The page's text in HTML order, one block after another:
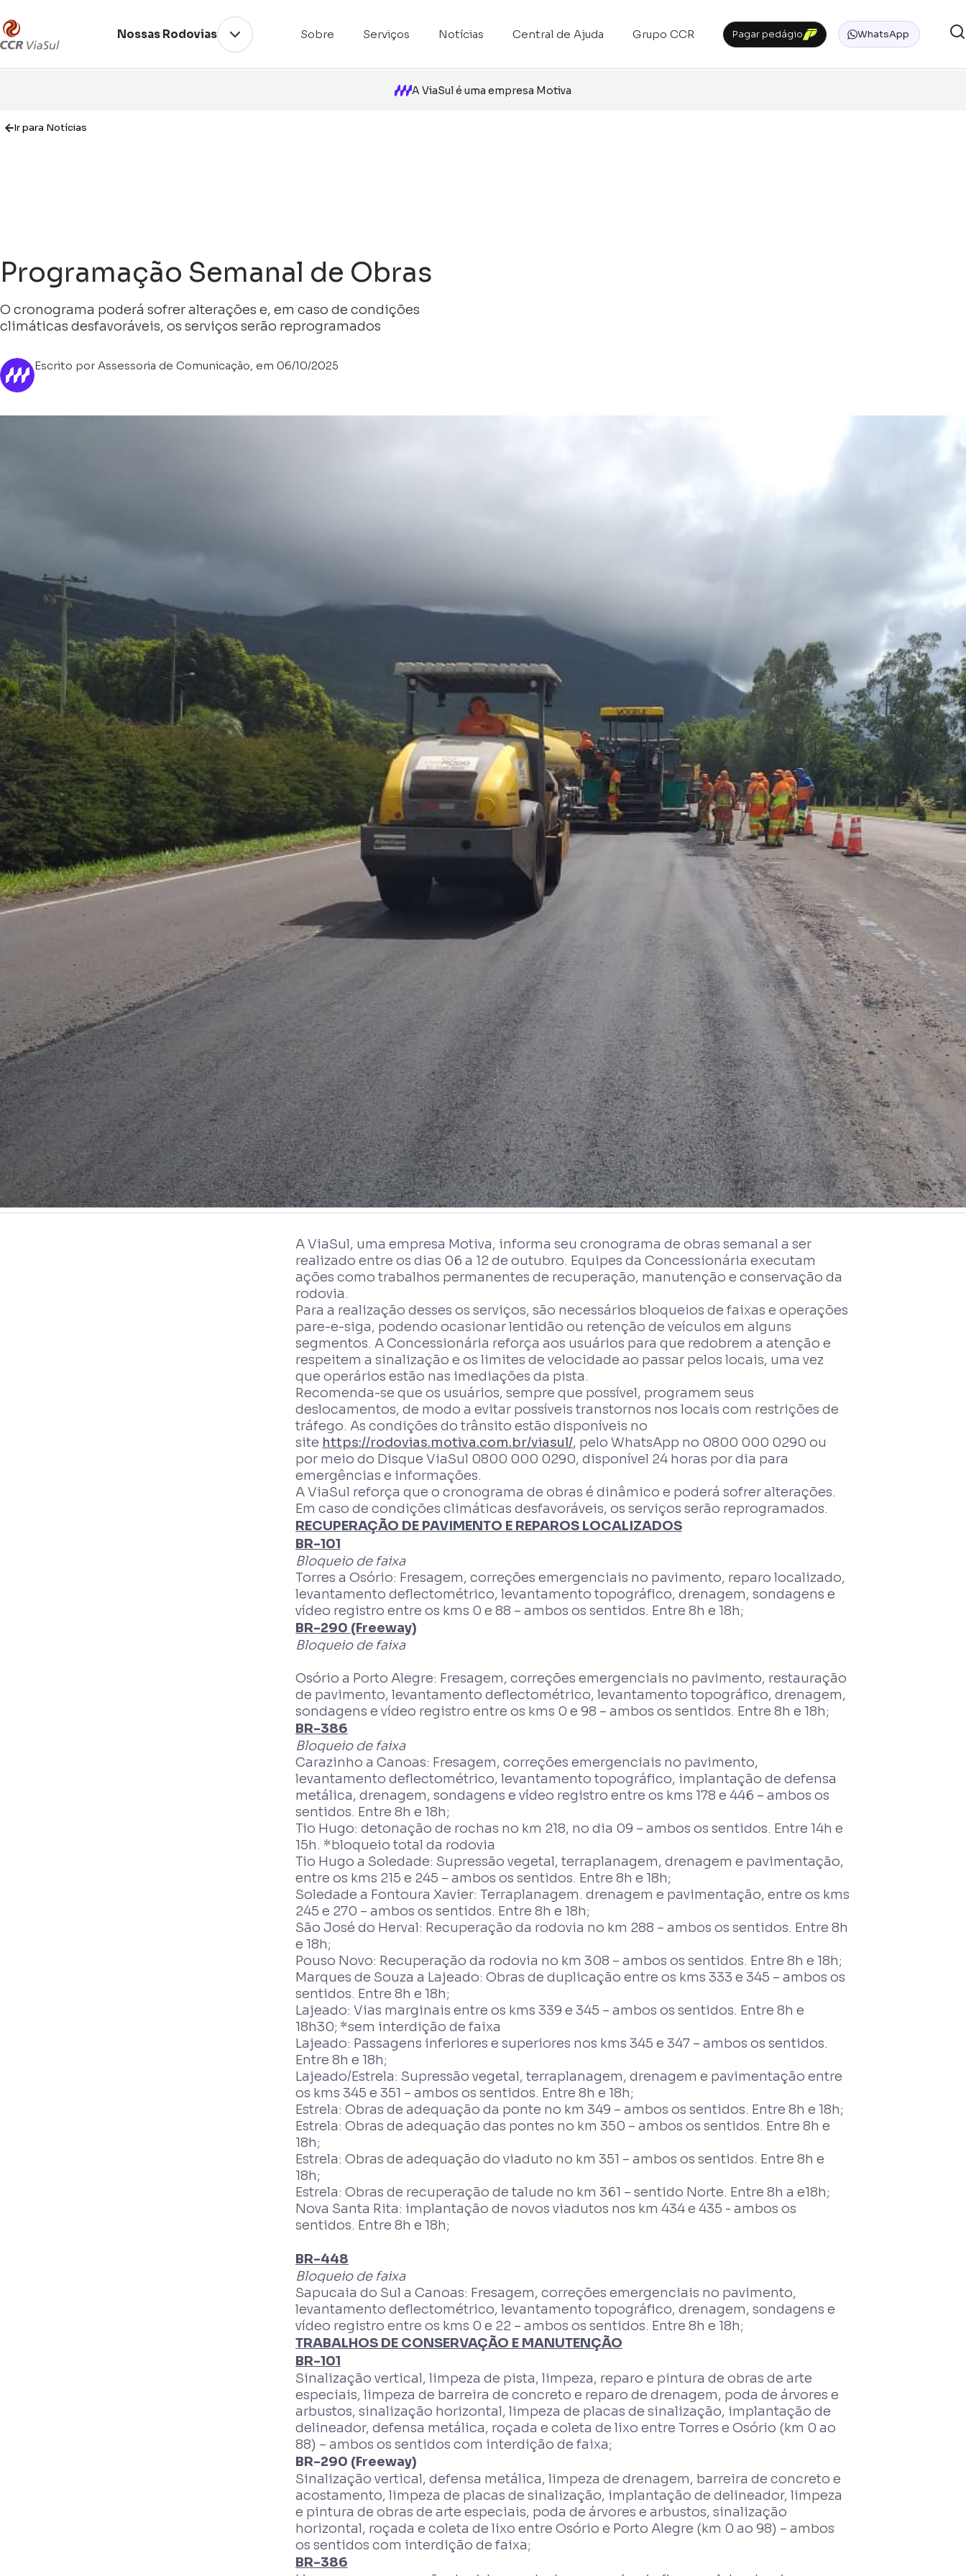
Nossas Rodovias Sobre Serviços Notícias Central de Ajuda Grupo CCR Pagar pedágio WhatsApp
A ViaSul é uma empresa Motiva
Ir para Notícias
Programação Semanal de Obras
O cronograma poderá sofrer alterações e, em caso de condições
climáticas desfavoráveis, os serviços serão reprogramados
Escrito por Assessoria de Comunicação, em 06/10/2025
A ViaSul, uma empresa Motiva, informa seu cronograma de obras semanal a ser
realizado entre os dias 06 a 12 de outubro. Equipes da Concessionária executam
ações como trabalhos permanentes de recuperação, manutenção e conservação da
rodovia.
Para a realização desses os serviços, são necessários bloqueios de faixas e operações
pare-e-siga, podendo ocasionar lentidão ou retenção de veículos em alguns
segmentos. A Concessionária reforça aos usuários para que redobrem a atenção e
respeitem a sinalização e os limites de velocidade ao passar pelos locais, uma vez
que operários estão nas imediações da pista.
Recomenda-se que os usuários, sempre que possível, programem seus
deslocamentos, de modo a evitar possíveis transtornos nos locais com restrições de
tráfego. As condições do trânsito estão disponíveis no
site https://rodovias.motiva.com.br/viasul/, pelo WhatsApp no 0800 000 0290 ou
por meio do Disque ViaSul 0800 000 0290, disponível 24 horas por dia para
emergências e informações.
A ViaSul reforça que o cronograma de obras é dinâmico e poderá sofrer alterações.
Em caso de condições climáticas desfavoráveis, os serviços serão reprogramados.
RECUPERAÇÃO DE PAVIMENTO E REPAROS LOCALIZADOS
BR-101
Bloqueio de faixa
Torres a Osório: Fresagem, correções emergenciais no pavimento, reparo localizado,
levantamento deflectométrico, levantamento topográfico, drenagem, sondagens e
vídeo registro entre os kms 0 e 88 – ambos os sentidos. Entre 8h e 18h;
BR-290 (Freeway)
Bloqueio de faixa
Osório a Porto Alegre: Fresagem, correções emergenciais no pavimento, restauração
de pavimento, levantamento deflectométrico, levantamento topográfico, drenagem,
sondagens e vídeo registro entre os kms 0 e 98 – ambos os sentidos. Entre 8h e 18h;
BR-386
Bloqueio de faixa
Carazinho a Canoas: Fresagem, correções emergenciais no pavimento,
levantamento deflectométrico, levantamento topográfico, implantação de defensa
metálica, drenagem, sondagens e vídeo registro entre os kms 178 e 446 – ambos os
sentidos. Entre 8h e 18h;
Tio Hugo: detonação de rochas no km 218, no dia 09 – ambos os sentidos. Entre 14h e
15h. *bloqueio total da rodovia
Tio Hugo a Soledade: Supressão vegetal, terraplanagem, drenagem e pavimentação,
entre os kms 215 e 245 – ambos os sentidos. Entre 8h e 18h;
Soledade a Fontoura Xavier: Terraplanagem. drenagem e pavimentação, entre os kms
245 e 270 – ambos os sentidos. Entre 8h e 18h;
São José do Herval: Recuperação da rodovia no km 288 – ambos os sentidos. Entre 8h
e 18h;
Pouso Novo: Recuperação da rodovia no km 308 – ambos os sentidos. Entre 8h e 18h;
Marques de Souza a Lajeado: Obras de duplicação entre os kms 333 e 345 – ambos os
sentidos. Entre 8h e 18h;
Lajeado: Vias marginais entre os kms 339 e 345 – ambos os sentidos. Entre 8h e
18h30; *sem interdição de faixa
Lajeado: Passagens inferiores e superiores nos kms 345 e 347 – ambos os sentidos.
Entre 8h e 18h;
Lajeado/Estrela: Supressão vegetal, terraplanagem, drenagem e pavimentação entre
os kms 345 e 351 – ambos os sentidos. Entre 8h e 18h;
Estrela: Obras de adequação da ponte no km 349 – ambos os sentidos. Entre 8h e 18h;
Estrela: Obras de adequação das pontes no km 350 – ambos os sentidos. Entre 8h e
18h;
Estrela: Obras de adequação do viaduto no km 351 – ambos os sentidos. Entre 8h e
18h;
Estrela: Obras de recuperação de talude no km 361 – sentido Norte. Entre 8h a e18h;
Nova Santa Rita: implantação de novos viadutos nos km 434 e 435 - ambos os
sentidos. Entre 8h e 18h;
BR-448
Bloqueio de faixa
Sapucaia do Sul a Canoas: Fresagem, correções emergenciais no pavimento,
levantamento deflectométrico, levantamento topográfico, drenagem, sondagens e
vídeo registro entre os kms 0 e 22 – ambos os sentidos. Entre 8h e 18h;
TRABALHOS DE CONSERVAÇÃO E MANUTENÇÃO
BR-101
Sinalização vertical, limpeza de pista, limpeza, reparo e pintura de obras de arte
especiais, limpeza de barreira de concreto e reparo de drenagem, poda de árvores e
arbustos, sinalização horizontal, limpeza de placas de sinalização, implantação de
delineador, defensa metálica, roçada e coleta de lixo entre Torres e Osório (km 0 ao
88) – ambos os sentidos com interdição de faixa;
BR-290 (Freeway)
Sinalização vertical, defensa metálica, limpeza de drenagem, barreira de concreto e
acostamento, limpeza de placas de sinalização, implantação de delineador, limpeza
e pintura de obras de arte especiais, poda de árvores e arbustos, sinalização
horizontal, roçada e coleta de lixo entre Osório e Porto Alegre (km 0 ao 98) – ambos
os sentidos com interdição de faixa;
BR-386